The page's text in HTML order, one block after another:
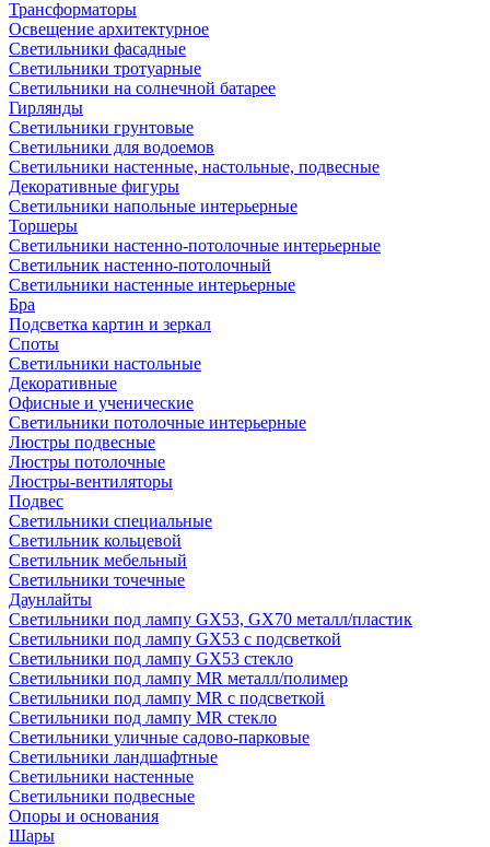
Трансформаторы
Освещение архитектурное
Светильники фасадные
Светильники тротуарные
Светильники на солнечной батарее
Гирлянды
Светильники грунтовые
Светильники для водоемов
Светильники настенные, настольные, подвесные
Декоративные фигуры
Светильники напольные интерьерные
Торшеры
Светильники настенно-потолочные интерьерные
Светильник настенно-потолочный
Светильники настенные интерьерные
Бра
Подсветка картин и зеркал
Споты
Светильники настольные
Декоративные
Офисные и ученические
Светильники потолочные интерьерные
Люстры подвесные
Люстры потолочные
Люстры-вентиляторы
Подвес
Светильники специальные
Светильник кольцевой
Светильник мебельный
Светильники точечные
Даунлайты
Светильники под лампу GX53, GX70 металл/пластик
Светильники под лампу GX53 с подсветкой
Светильники под лампу GX53 стекло
Светильники под лампу MR металл/полимер
Светильники под лампу MR с подсветкой
Светильники под лампу MR стекло
Светильники уличные садово-парковые
Светильники ландшафтные
Светильники настенные
Светильники подвесные
Опоры и основания
Шары